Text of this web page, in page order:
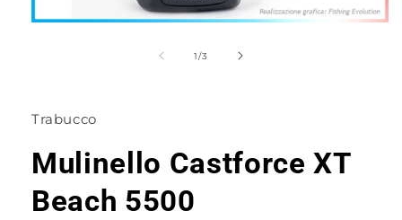
1/su
3
Trabucco
Mulinello Castforce XT
Beach 5500